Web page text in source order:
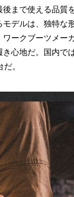
後まで使える品質
デルは、独特な
ワークブーツメ
き心地だ。国内で
。